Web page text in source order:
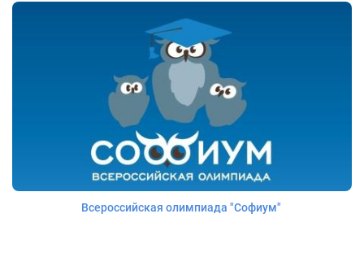
Всероссийская олимпиада "Софиум"